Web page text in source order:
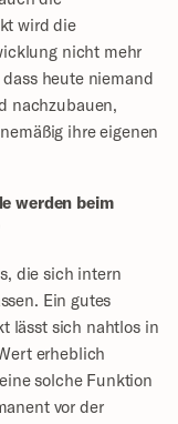
wird die
nicht mehr
heute niemand
nachzubauen,
ihre eigenen
werden beim
die sich intern
Ein gutes
lässt sich nahtlos in
erheblich
solche Funktion
vor der